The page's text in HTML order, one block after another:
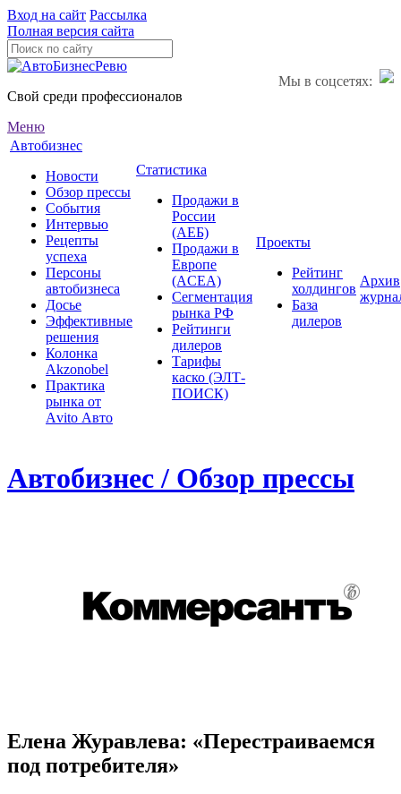
Вход на сайт Рассылка
Полная версия сайта
Мы в соцсетях:
Свой среди профессионалов
Меню
Автобизнес
Новости
Обзор прессы
События
Интервью
Рецепты
успеха
Персоны
автобизнеса
Досье
Эффективные
решения
Колонка
Akzonobel
Практика
рынка от
Аvito Авто
Статистика
Продажи в
России
(АЕБ)
Продажи в
Европе
(ACEA)
Сегментация
рынка РФ
Рейтинги
дилеров
Тарифы
каско (ЭЛТ-
ПОИСК)
Проекты
Рейтинг
холдингов
База
дилеров
Архив
Автобизнес / Обзор прессы
Елена Журавлева: «Перестраиваемся
под потребителя»